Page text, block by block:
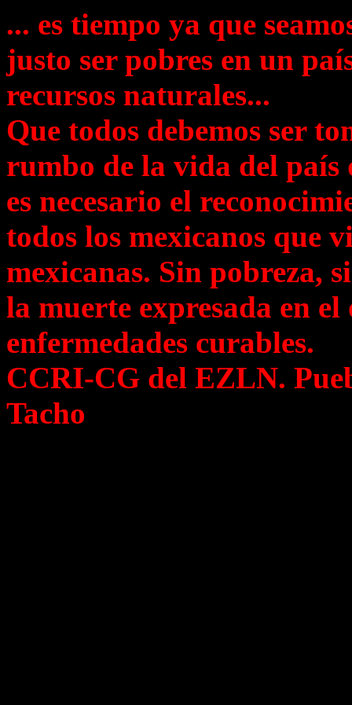
... es tiempo ya que
justo ser pobres en un
recursos naturales...
Que todos debemos ser
rumbo de la vida del país
es necesario el
todos los mexicanos que
mexicanas. Sin pobreza,
la muerte expresada en
enfermedades curables.
CCRI-CG del EZLN.
Tacho